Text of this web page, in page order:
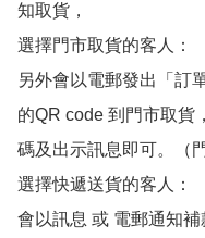
知取貨，
選擇門市取貨的客人：
另外會以電郵發出「訂
的QR code 到門市取貨
碼及出示訊息即可。（
選擇快遞送貨的客人：
會以訊息 或 電郵通知